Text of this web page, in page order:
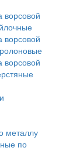
ворсовой
ворсовой
ворсовой
металлу
по